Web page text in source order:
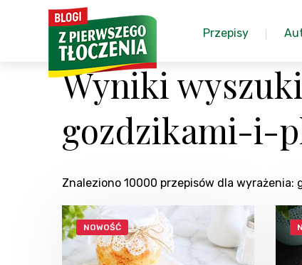
Przepisy
Wyniki
gozdzikami-i-
Znaleziono 10000 przepisów dla
NOWOŚĆ